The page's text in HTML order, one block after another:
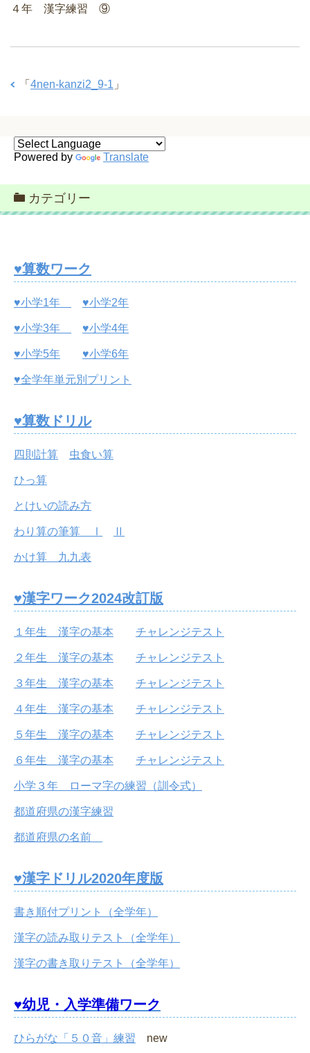
４年 漢字練習 ⑨
「 4nen-kanzi2_9-1 」
Powered by Translate
カテゴリー
♥算数ワーク
♥小学1年 ♥小学2年
♥小学3年 ♥小学4年
♥小学5年 ♥小学6年
♥全学年単元別プリント
♥算数ドリル
四則計算 虫食い算
ひっ算
とけいの読み方
わり算の筆算 Ⅰ Ⅱ
かけ算 九九表
♥漢字ワーク2024改訂版
１年生 漢字の基本 チャレンジテスト
２年生 漢字の基本 チャレンジテスト
３年生 漢字の基本 チャレンジテスト
４年生 漢字の基本 チャレンジテスト
５年生 漢字の基本 チャレンジテスト
６年生 漢字の基本 チャレンジテスト
小学３年 ローマ字の練習（訓令式）
都道府県の漢字練習
都道府県の名前
♥漢字ドリル2020年度版
書き順付プリント（全学年）
漢字の読み取りテスト（全学年）
漢字の書き取りテスト（全学年）
♥幼児・入学準備ワーク
ひらがな「５０音」練習 new